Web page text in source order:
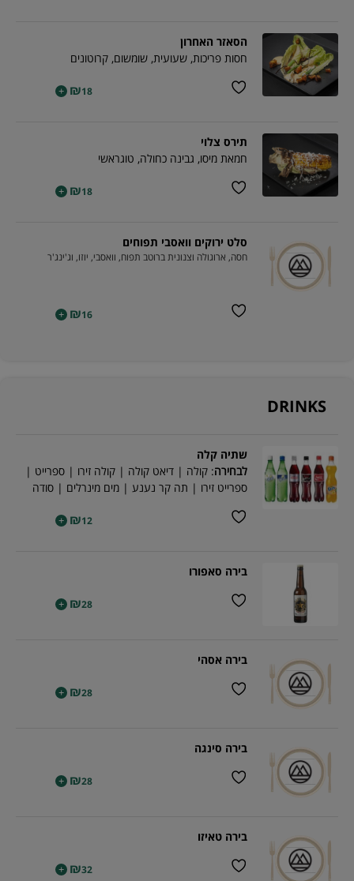
הסאזר האחרון
חסות פריכות, שעועית, שומשום, קרוטונים
₪18
+
תירס צלוי
חמאת מיסו, גבינה כחולה, טוגראשי
₪18
+
סלט ירוקים וואסבי תפוחים
חסה, ארוגולה וצנונית ברוטב תפוח, וואסבי, יוזו, וג'ינג'ר
₪16
+
DRINKS
שתיה קלה
לבחירה: קולה | דיאט קולה | קולה זירו | ספרייט |
ספרייט זירו | תה קר נענע | מים מינרלים | סודה
₪12
+
בירה סאפורו
₪28
+
בירה אסהי
₪28
+
בירה סינגה
₪28
+
בירה טאיזו
₪32
+